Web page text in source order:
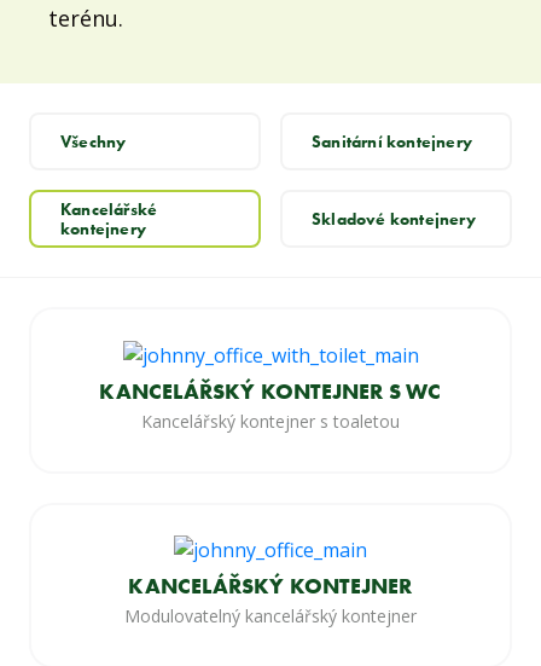
terénu.
Všechny Sanitární kontejnery
Kancelářské
kontejnery
Skladové kontejnery
KANCELÁŘSKÝ KONTEJNER S WC
Kancelářský kontejner s toaletou
KANCELÁŘSKÝ KONTEJNER
Modulovatelný kancelářský kontejner